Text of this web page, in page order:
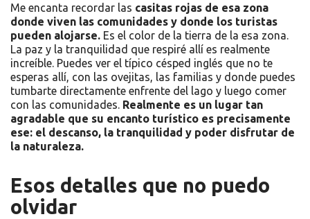
Me encanta recordar las casitas rojas de esa zona
donde viven las comunidades y donde los turistas
pueden alojarse. Es el color de la tierra de la esa zona.
La paz y la tranquilidad que respiré allí es realmente
increíble. Puedes ver el típico césped inglés que no te
esperas allí, con las ovejitas, las familias y donde puedes
tumbarte directamente enfrente del lago y luego comer
con las comunidades. Realmente es un lugar tan
agradable que su encanto turístico es precisamente
ese: el descanso, la tranquilidad y poder disfrutar de
la naturaleza.
Esos detalles que no puedo
olvidar